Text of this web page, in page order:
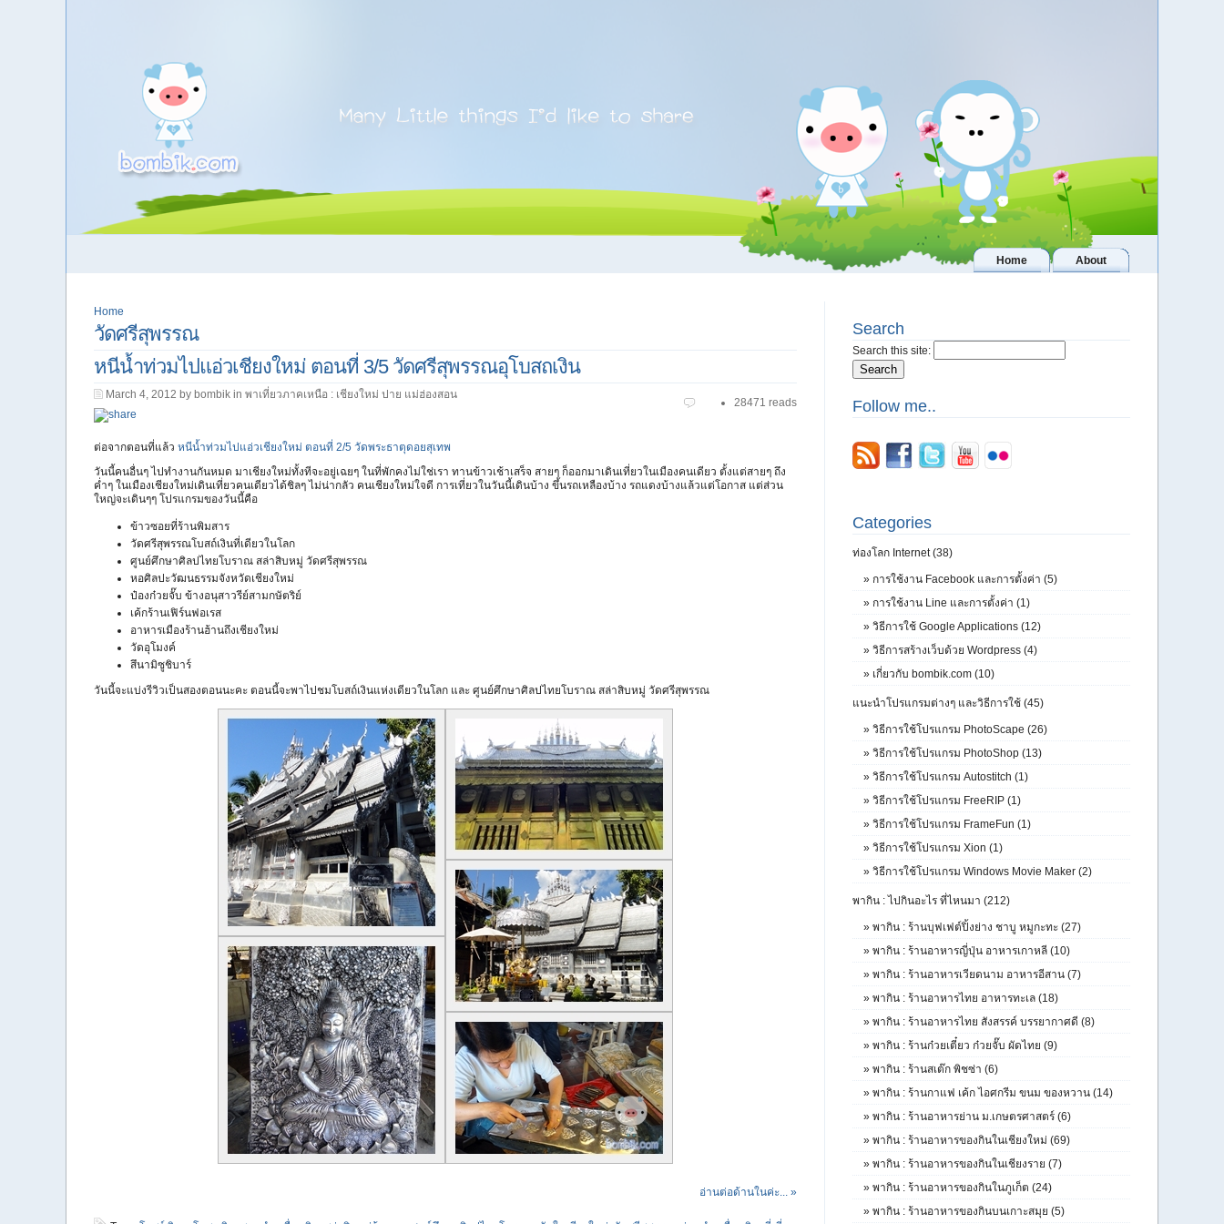
Home About
Home
วัดศรีสุพรรณ
หนีน้ำท่วมไปแอ่วเชียงใหม่ ตอนที่ 3/5 วัดศรีสุพรรณอุโบสถเงิน
March 4, 2012 by bombik in พาเที่ยวภาคเหนือ : เชียงใหม่ ปาย แม่ฮ่องสอน
28471 reads
ต่อจากตอนที่แล้ว หนีน้ำท่วมไปแอ่วเชียงใหม่ ตอนที่ 2/5 วัดพระธาตุดอยสุเทพ
วันนี้คนอื่นๆ ไปทำงานกันหมด มาเชียงใหม่ทั้งทีจะอยู่เฉยๆ ในที่พักคงไม่ใช่เรา ทานข้าวเช้าเสร็จ สายๆ ก็ออกมาเดินเที่ยวในเมืองคนเดียว ตั้งแต่สายๆ ถึง
ค่ำๆ ในเมืองเชียงใหม่เดินเที่ยวคนเดียวได้ชิลๆ ไม่น่ากลัว คนเชียงใหม่ใจดี การเที่ยวในวันนี้เดินบ้าง ขึ้นรถเหลืองบ้าง รถแดงบ้างแล้วแต่โอกาส แต่ส่วน
ใหญ่จะเดินๆๆ โปรแกรมของวันนี้คือ
ข้าวซอยที่ร้านพิมสาร
วัดศรีสุพรรณโบสถ์เงินที่เดียวในโลก
ศูนย์ศึกษาศิลปไทยโบราณ สล่าสิบหมู่ วัดศรีสุพรรณ
หอศิลปะวัฒนธรรมจังหวัดเชียงใหม่
ป๋องก๋วยจั๊บ ข้างอนุสาวรีย์สามกษัตริย์
เค้กร้านเฟิร์นฟอเรส
อาหารเมืองร้านฮ้านถึงเชียงใหม่
วัดอุโมงค์
สึนามิซูชิบาร์
วันนี้จะแบ่งรีวิวเป็นสองตอนนะคะ ตอนนี้จะพาไปชมโบสถ์เงินแห่งเดียวในโลก และ ศูนย์ศึกษาศิลปไทยโบราณ สล่าสิบหมู่ วัดศรีสุพรรณ
อ่านต่อด้านในค่ะ... »
Search
Search this site:
Follow me..
Categories
ท่องโลก Internet (38)
» การใช้งาน Facebook และการตั้งค่า (5)
» การใช้งาน Line และการตั้งค่า (1)
» วิธีการใช้ Google Applications (12)
» วิธีการสร้างเว็บด้วย Wordpress (4)
» เกี่ยวกับ bombik.com (10)
แนะนำโปรแกรมต่างๆ และวิธีการใช้ (45)
» วิธีการใช้โปรแกรม PhotoScape (26)
» วิธีการใช้โปรแกรม PhotoShop (13)
» วิธีการใช้โปรแกรม Autostitch (1)
» วิธีการใช้โปรแกรม FreeRIP (1)
» วิธีการใช้โปรแกรม FrameFun (1)
» วิธีการใช้โปรแกรม Xion (1)
» วิธีการใช้โปรแกรม Windows Movie Maker (2)
พากิน : ไปกินอะไร ที่ไหนมา (212)
» พากิน : ร้านบุฟเฟต์ปิ้งย่าง ชาบู หมูกะทะ (27)
» พากิน : ร้านอาหารญี่ปุ่น อาหารเกาหลี (10)
» พากิน : ร้านอาหารเวียดนาม อาหารอีสาน (7)
» พากิน : ร้านอาหารไทย อาหารทะเล (18)
» พากิน : ร้านอาหารไทย สังสรรค์ บรรยากาศดี (8)
» พากิน : ร้านก๋วยเตี๋ยว ก๋วยจั๊บ ผัดไทย (9)
» พากิน : ร้านสเต๊ก พิชซ่า (6)
» พากิน : ร้านกาแฟ เค้ก ไอศกรีม ขนม ของหวาน (14)
» พากิน : ร้านอาหารย่าน ม.เกษตรศาสตร์ (6)
» พากิน : ร้านอาหารของกินในเชียงใหม่ (69)
» พากิน : ร้านอาหารของกินในเชียงราย (7)
» พากิน : ร้านอาหารของกินในภูเก็ต (24)
» พากิน : ร้านอาหารของกินบนเกาะสมุย (5)